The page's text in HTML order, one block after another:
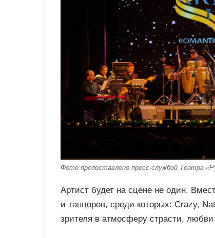
Фото предоставлено пресс-службой Театра
Артист будет на сцене не один.
и танцоров, среди которых: Crazy,
зрителя в атмосферу страсти,